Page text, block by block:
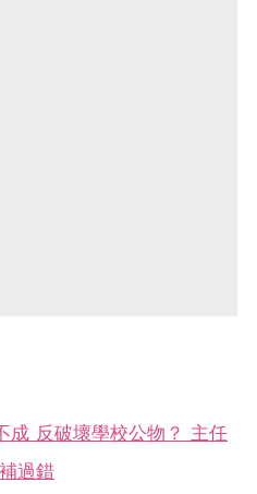
成 反破壞學校公物？ 主任
過錯